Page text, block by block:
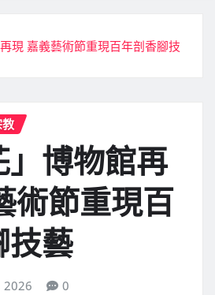
現 嘉義藝術節重現百年剖香腳技
」博物館再
術節重現百
技藝
2026 0